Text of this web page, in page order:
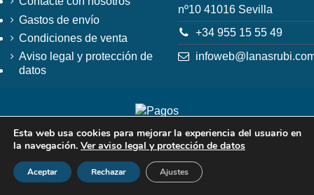
Gastos de envío
Condiciones de venta
Aviso legal y protección de
datos
nº10 41016 Sevilla
+34 955 15 55 49
Esta web usa cookies para mejorar la experiencia del usuario en
la navegación. Ver aviso legal y protección de datos
Aceptar Rechazar Ajustes